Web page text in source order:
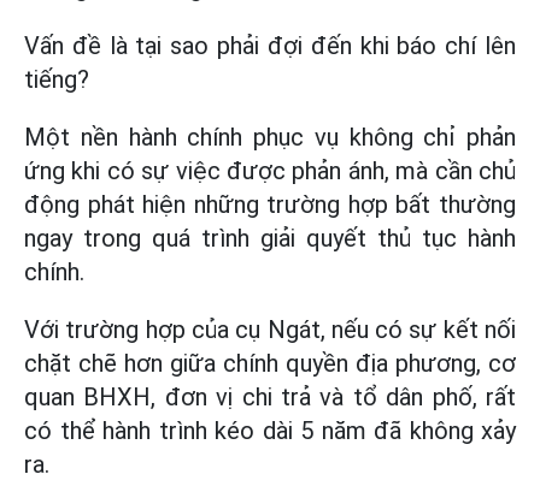
Vấn đề là tại sao phải đợi đến khi báo chí lên
tiếng?
Một nền hành chính phục vụ không chỉ phản
ứng khi có sự việc được phản ánh, mà cần chủ
động phát hiện những trường hợp bất thường
ngay trong quá trình giải quyết thủ tục hành
chính.
Với trường hợp của cụ Ngát, nếu có sự kết nối
chặt chẽ hơn giữa chính quyền địa phương, cơ
quan BHXH, đơn vị chi trả và tổ dân phố, rất
có thể hành trình kéo dài 5 năm đã không xảy
ra.